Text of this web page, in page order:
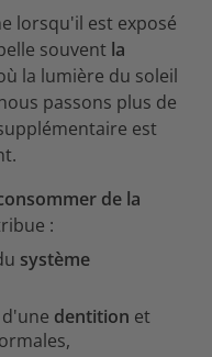
lorsqu'il est exposé
souvent la
la lumière du soleil
passons plus de
est
de la
:
système
d'une dentition et